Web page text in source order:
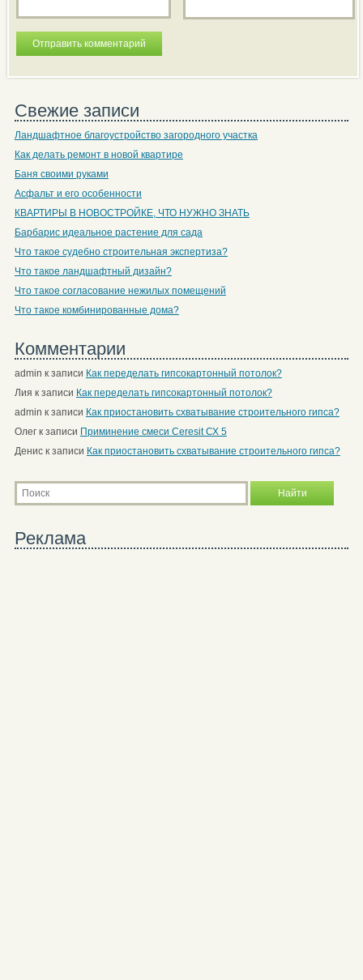
Свежие записи
Ландшафтное благоустройство загородного участка
Как делать ремонт в новой квартире
Баня своими руками
Асфальт и его особенности
КВАРТИРЫ В НОВОСТРОЙКЕ, ЧТО НУЖНО ЗНАТЬ
Барбарис идеальное растение для сада
Что такое судебно строительная экспертиза?
Что такое ландшафтный дизайн?
Что такое согласование нежилых помещений
Что такое комбинированные дома?
Комментарии
admin к записи Как переделать гипсокартонный потолок?
Лия к записи Как переделать гипсокартонный потолок?
admin к записи Как приостановить схватывание строительного гипса?
Олегк записи Приминение смеси Ceresit СХ 5
Дениск записи Как приостановить схватывание строительного гипса?
Реклама